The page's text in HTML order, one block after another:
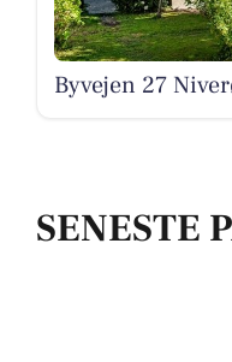
SENESTE
Byvejen 27